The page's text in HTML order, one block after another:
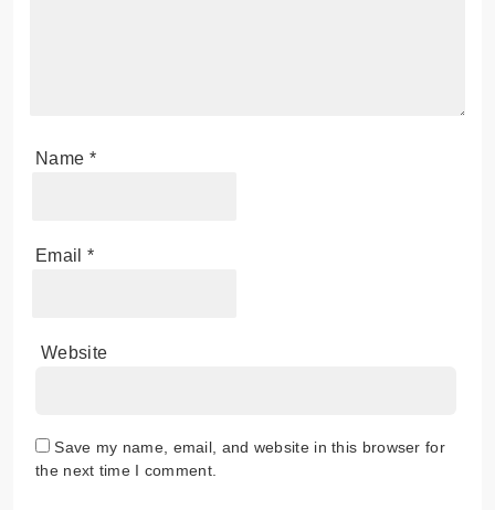
Name *
Email *
Website
Save my name, email, and website in this browser for
the next time I comment.